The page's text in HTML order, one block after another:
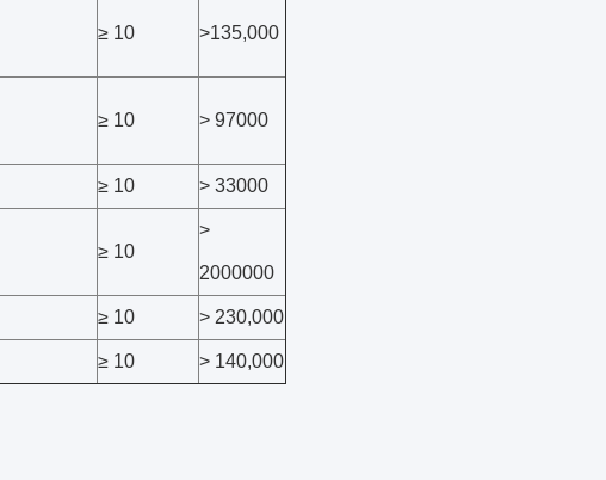
≥ 10 >135,000
≥ 10 > 97000
≥ 10 > 33000
≥ 10
>
2000000
≥ 10 > 230,000
≥ 10 > 140,000